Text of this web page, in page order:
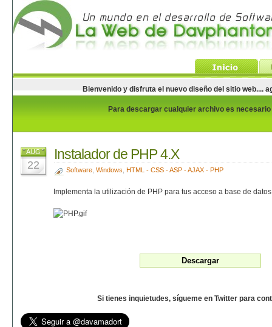
Bienvenido y disfruta el nuevo diseño del sitio web....
Para descargar cualquier archivo es
AUG
22
Instalador de PHP 4.X
Software, Windows HTML - CSS - ASP - AJAX - PHP
Implementa la utilización de PHP para tus acceso a base de
Si tienes inquietudes, sígueme en Twitter para